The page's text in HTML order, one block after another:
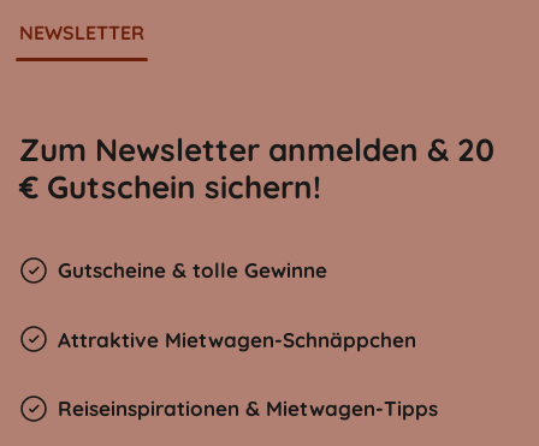
NEWSLETTER
Zum Newsletter anmelden & 20
€ Gutschein sichern!
Gutscheine & tolle Gewinne
Attraktive Mietwagen-Schnäppchen
Reiseinspirationen & Mietwagen-Tipps